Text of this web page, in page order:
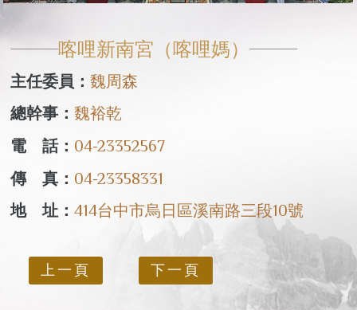
喀哩新南宮（喀哩媽）
主任委員：魏周森
總幹事：魏裕乾
電 話： 04-23352567
傳 真： 04-23358331
地 址：414台中市烏日區溪南路三段10號
上一頁 下一頁